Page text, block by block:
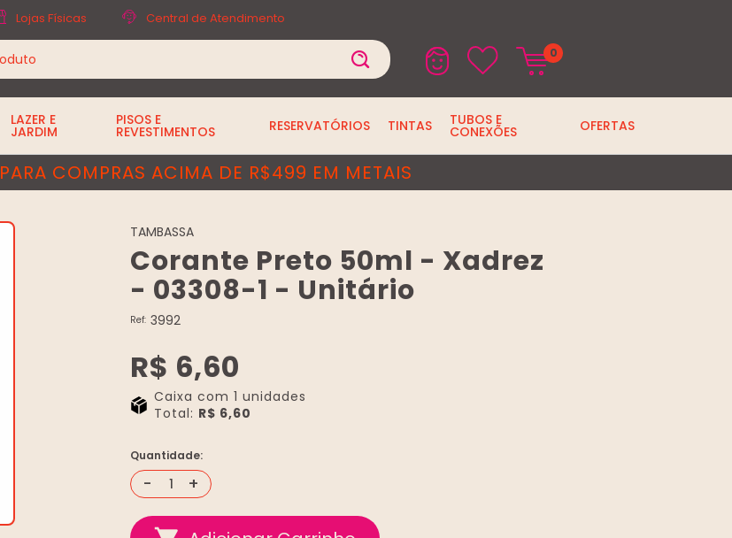
Lojas Físicas Central de Atendimento
0
LAZER E
JARDIM
PISOS E
REVESTIMENTOS RESERVATÓRIOS TINTAS TUBOS E
CONEXÕES OFERTAS
PARA COMPRAS ACIMA DE R$499 EM METAIS
TAMBASSA
Corante Preto 50ml - Xadrez
- 03308-1 - Unitário
Ref: 3992
R$ 6,60
Caixa com 1 unidades
Total: R$ 6,60
Quantidade:
- +